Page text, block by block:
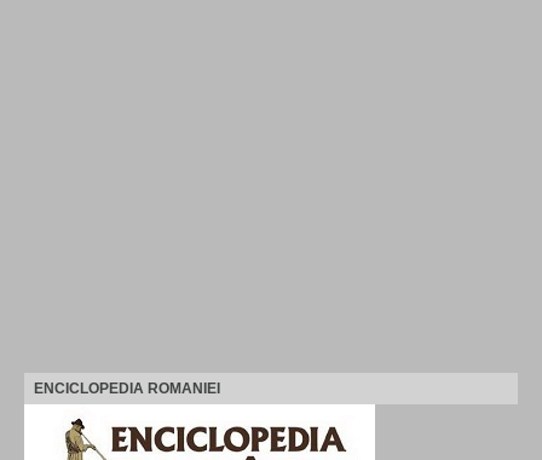
ENCICLOPEDIA ROMANIEI